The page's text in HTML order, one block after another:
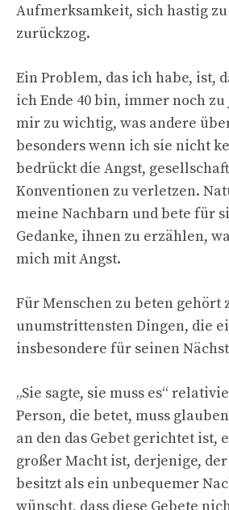
Aufmerksamkeit, sich hastig
zurückzog.
Ein Problem, das ich habe, ist,
ich Ende 40 bin, immer noch
mir zu wichtig, was andere
besonders wenn ich sie nicht
bedrückt die Angst,
Konventionen zu verletzen.
meine Nachbarn und bete für
Gedanke, ihnen zu erzählen,
mich mit Angst.
Für Menschen zu beten gehört
unumstrittensten Dingen, die
insbesondere für seinen
„Sie sagte, sie muss es“
Person, die betet, muss
an den das Gebet gerichtet ist,
großer Macht ist, derjenige,
besitzt als ein unbequemer
wünscht, dass diese Gebete